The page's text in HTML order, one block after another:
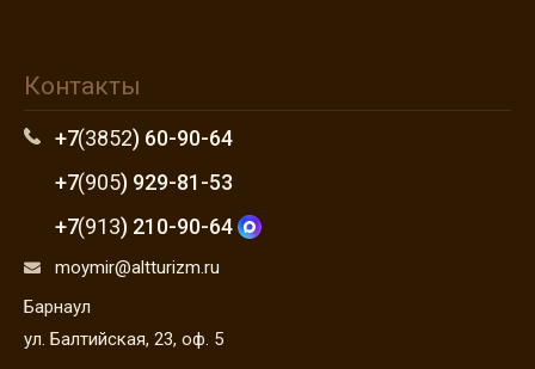
Контакты
+7(3852) 60-90-64
+7(905) 929-81-53
+7(913) 210-90-64
moymir@altturizm.ru
Барнаул
ул. Балтийская, 23, оф. 5